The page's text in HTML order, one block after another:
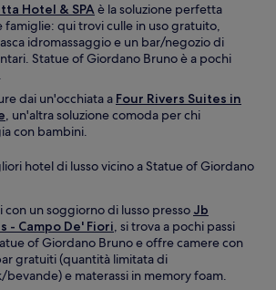
Hotel & SPAè la soluzione perfetta
famiglie: qui trovi culle in uso gratuito,
idromassaggio e un bar/negozio di
Statue of Giordano Bruno è a pochi
dai un'occhiata a Four Rivers Suites in
, un'altra soluzione comoda per chi
con bambini.
hotel di lusso vicino a Statue of Giordano
con un soggiorno di lusso presso Jb
- Campo De' Fiori, si trova a pochi passi
of Giordano Bruno e offre camere con
gratuiti (quantità limitata di
bevande) e materassi in memory foam.